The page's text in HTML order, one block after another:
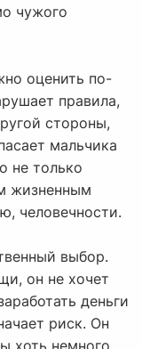
чужого
оценить по-
правила,
стороны,
мальчика
не только
жизненным
человечности.
выбор.
он не хочет
деньги
риск. Он